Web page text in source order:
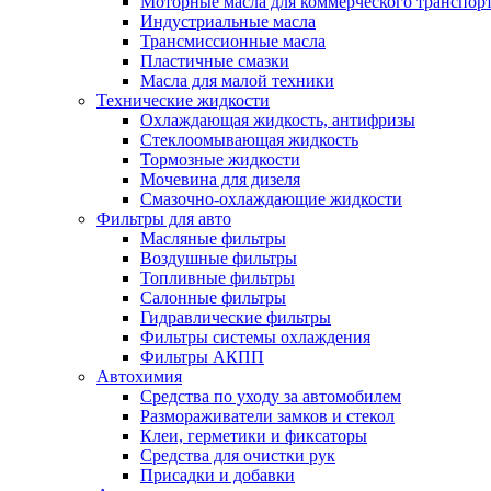
Индустриальные масла
Трансмиссионные масла
Пластичные смазки
Масла для малой техники
Технические жидкости
Охлаждающая жидкость, антифризы
Стеклоомывающая жидкость
Тормозные жидкости
Мочевина для дизеля
Смазочно-охлаждающие жидкости
Фильтры для авто
Масляные фильтры
Воздушные фильтры
Топливные фильтры
Салонные фильтры
Гидравлические фильтры
Фильтры системы охлаждения
Фильтры АКПП
Автохимия
Средства по уходу за автомобилем
Размораживатели замков и стекол
Клеи, герметики и фиксаторы
Средства для очистки рук
Присадки и добавки